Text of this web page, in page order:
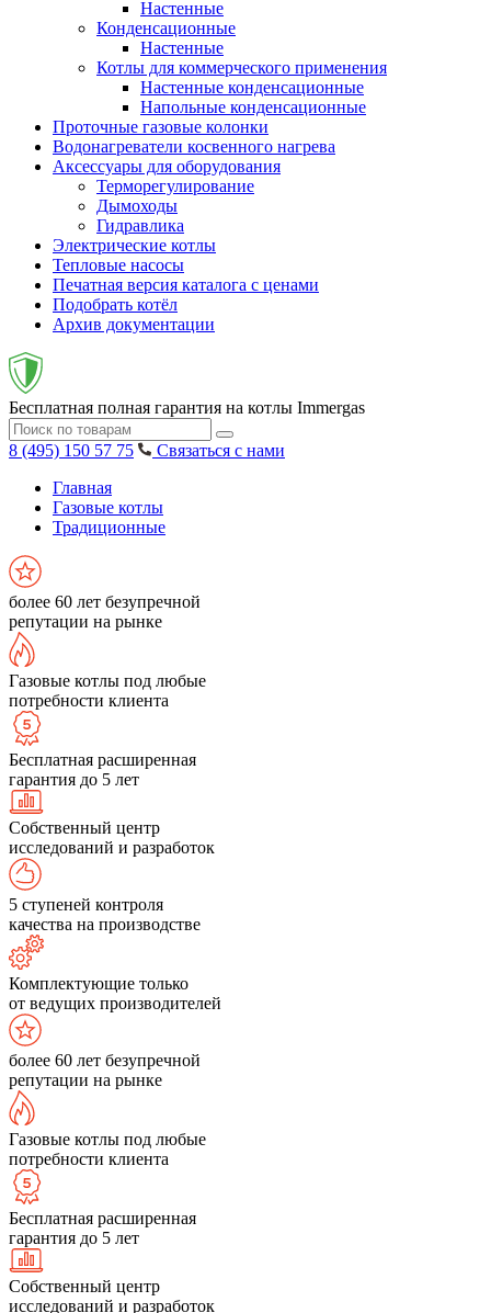
Настенные
Конденсационные
Настенные
Котлы для коммерческого применения
Настенные конденсационные
Напольные конденсационные
Проточные газовые колонки
Водонагреватели косвенного нагрева
Аксессуары для оборудования
Терморегулирование
Дымоходы
Гидравлика
Электрические котлы
Тепловые насосы
Печатная версия каталога с ценами
Подобрать котёл
Архив документации
Бесплатная полная гарантия на котлы Immergas
8 (495) 150 57 75
Связаться с нами
Главная
Газовые котлы
Традиционные
более 60 лет безупречной
репутации на рынке
Газовые котлы под любые
потребности клиента
Бесплатная расширенная
гарантия до 5 лет
Собственный центр
исследований и разработок
5 ступеней контроля
качества на производстве
Комплектующие только
от ведущих производителей
более 60 лет безупречной
репутации на рынке
Газовые котлы под любые
потребности клиента
Бесплатная расширенная
гарантия до 5 лет
Собственный центр
исследований и разработок